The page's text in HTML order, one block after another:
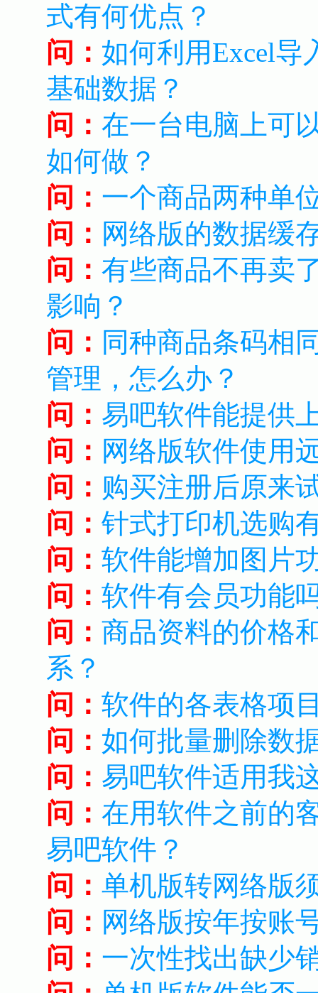
式有何优点？
问： 如何利用Excel导
基础数据？
问： 在一台电脑上可
如何做？
问： 一个商品两种单
问： 网络版的数据缓
问： 有些商品不再卖
影响？
问： 同种商品条码相
管理，怎么办？
问： 易吧软件能提供
问： 网络版软件使用
问： 购买注册后原来
问： 针式打印机选购
问： 软件能增加图片
问： 软件有会员功能
问： 商品资料的价格
系？
问： 软件的各表格项
问： 如何批量删除数
问： 易吧软件适用我
问： 在用软件之前的
易吧软件？
问： 单机版转网络版
问： 网络版按年按账
问： 一次性找出缺少